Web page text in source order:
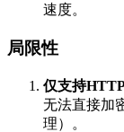
速度。
局限性
仅支持
无法直接加
理）。